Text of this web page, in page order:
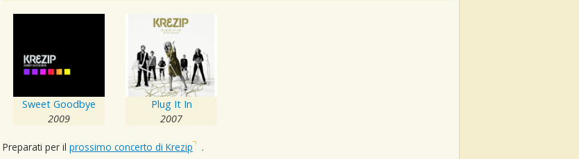
Sweet Goodbye
2009
Plug It In
2007
Preparati per il prossimo concerto di Krezip .